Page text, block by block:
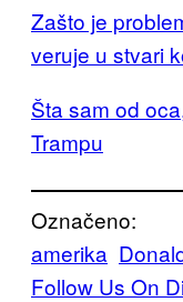
Zašto je
veruje u stvari
Šta sam od
Trampu
Označeno:
amerika
Follow Us On